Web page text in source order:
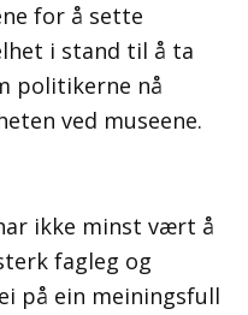
for å sette
i stand til å ta
politikerne nå
ved museene.
ikke minst vært å
fagleg og
på ein meiningsfull